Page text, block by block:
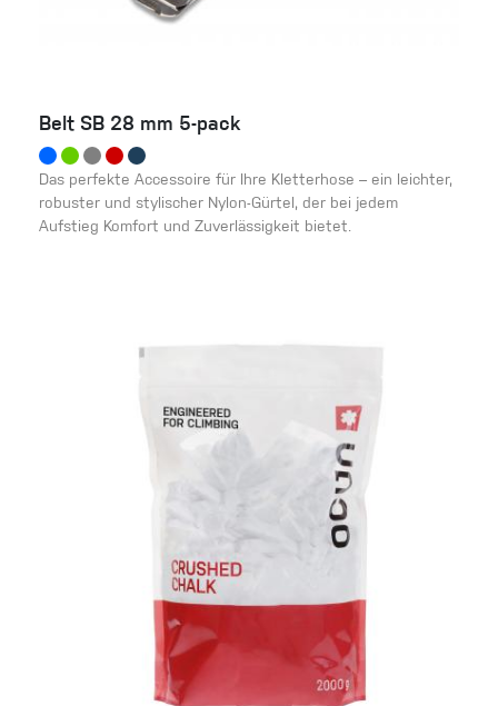
Belt SB 28 mm 5-pack
Das perfekte Accessoire für Ihre Kletterhose – ein leichter,
robuster und stylischer Nylon-Gürtel, der bei jedem
Aufstieg Komfort und Zuverlässigkeit bietet.